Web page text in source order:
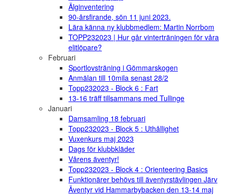
Älginventering
90-årsfirande, sön 11 juni 2023.
Lära känna ny klubbmedlem: Martin Norrbom
TOPP232023 | Hur går vinterträningen för våra
elitlöpare?
Februari
Sportlovsträning i Gömmarskogen
Anmälan till 10mila senast 28/2
Topp232023 - Block 6 : Fart
13-16 träff tillsammans med Tullinge
Januari
Damsamling 18 februari
Topp232023 - Block 5 : Uthållighet
Vuxenkurs maj 2023
Dags för klubbkläder
Vårens äventyr!
Topp232023 - Block 4 : Orienteering Basics
Funktionärer behövs till äventyrstävlingen Järv
Äventyr vid Hammarbybacken den 13-14 maj